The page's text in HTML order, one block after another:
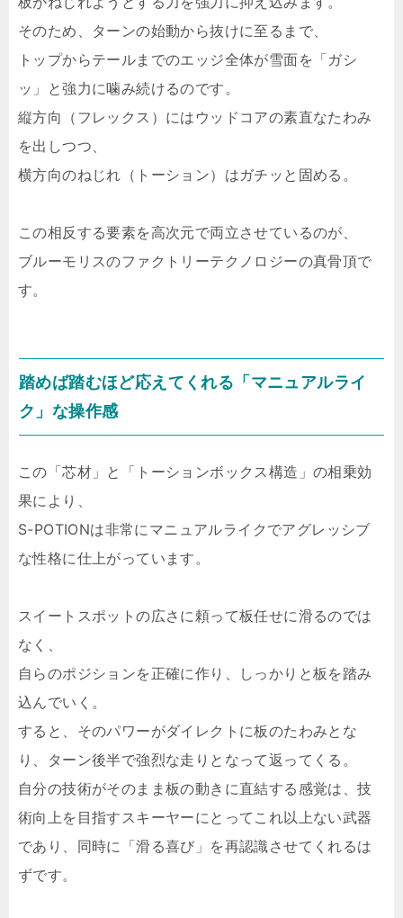
そのため、ターンの始動から抜けに至るまで、
トップからテールまでのエッジ全体が雪面を「ガシ
ッ」と強力に噛み続けるのです。
縦方向（フレックス）にはウッドコアの素直なたわみ
を出しつつ、
横方向のねじれ（トーション）はガチッと固める。
この相反する要素を高次元で両立させているのが、
ブルーモリスのファクトリーテクノロジーの真骨頂で
す。
踏めば踏むほど応えてくれる「マニュアルライ
ク」な操作感
この「芯材」と「トーションボックス構造」の相乗効
果により、
S-POTIONは非常にマニュアルライクでアグレッシブ
な性格に仕上がっています。
スイートスポットの広さに頼って板任せに滑るのでは
なく、
自らのポジションを正確に作り、しっかりと板を踏み
込んでいく。
すると、そのパワーがダイレクトに板のたわみとな
り、ターン後半で強烈な走りとなって返ってくる。
自分の技術がそのまま板の動きに直結する感覚は、技
術向上を目指すスキーヤーにとってこれ以上ない武器
であり、同時に「滑る喜び」を再認識させてくれるは
ずです。